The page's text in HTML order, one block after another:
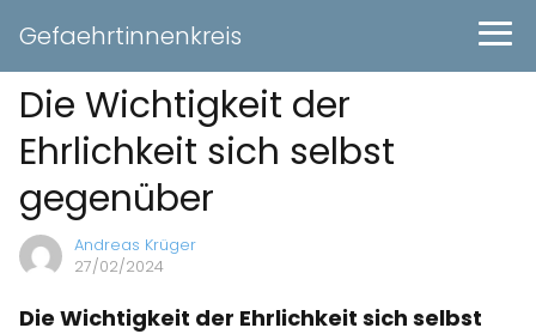
Gefaehrtinnenkreis
Die Wichtigkeit der
Ehrlichkeit sich selbst
gegenüber
Andreas Krüger
27/02/2024
Die Wichtigkeit der Ehrlichkeit sich selbst